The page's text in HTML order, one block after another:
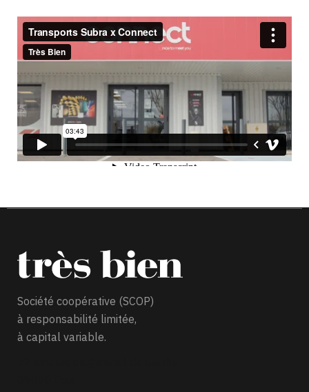
Société coopérative (SCOP)
à responsabilité limitée,
à capital variable.